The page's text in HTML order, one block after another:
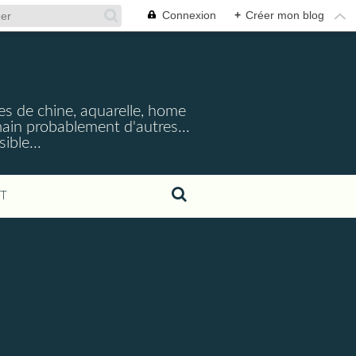
Connexion + Créer mon blog
de chine, aquarelle, home
probablement d'autres...